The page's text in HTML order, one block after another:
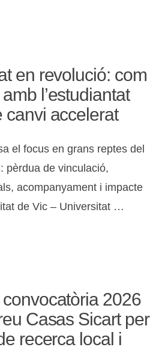
en revolució: com
l’estudiantat
canvi accelerat
el focus en grans reptes del
pèrdua de vinculació,
acompanyament i impacte
de Vic – Universitat …
convocatòria 2026
Casas Sicart per
recerca local i